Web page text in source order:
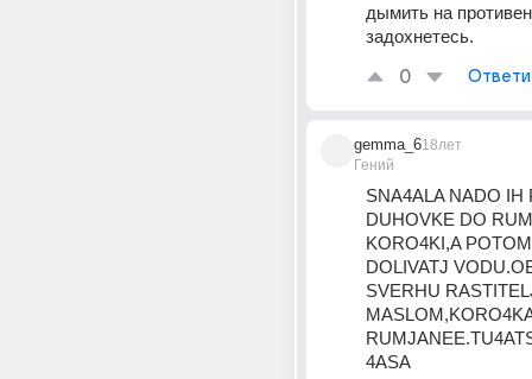
дымить на
задохнетесь.
0
gemma_6
Гений
18лет
SNA4ALA NADO IH
DUHOVKE DO
KORO4KI,A
DOLIVATJ
SVERHU
4ASA